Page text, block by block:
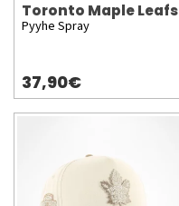
Toronto Maple Leafs
Pyyhe Spray
37,90€